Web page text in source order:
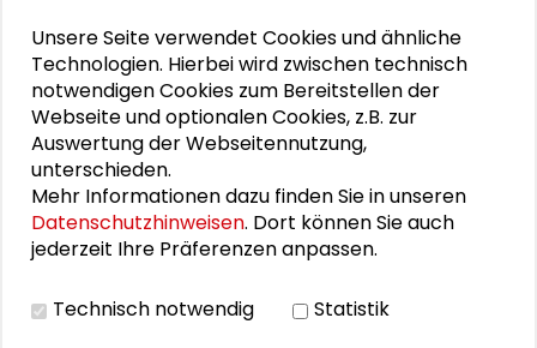
PERSONEN IM KONTEXT
Martin Führ
DOWNLOADS
Veranstaltungsprogramm
Unsere Seite verwendet Cookies und ähnliche
Technologien. Hierbei wird zwischen technisch
notwendigen Cookies zum Bereitstellen der
Webseite und optionalen Cookies, z.B. zur
Auswertung der Webseitennutzung,
unterschieden.
Mehr Informationen dazu finden Sie in unseren
Datenschutzhinweisen. Dort können Sie auch
jederzeit Ihre Präferenzen anpassen.
Technisch notwendig Statistik